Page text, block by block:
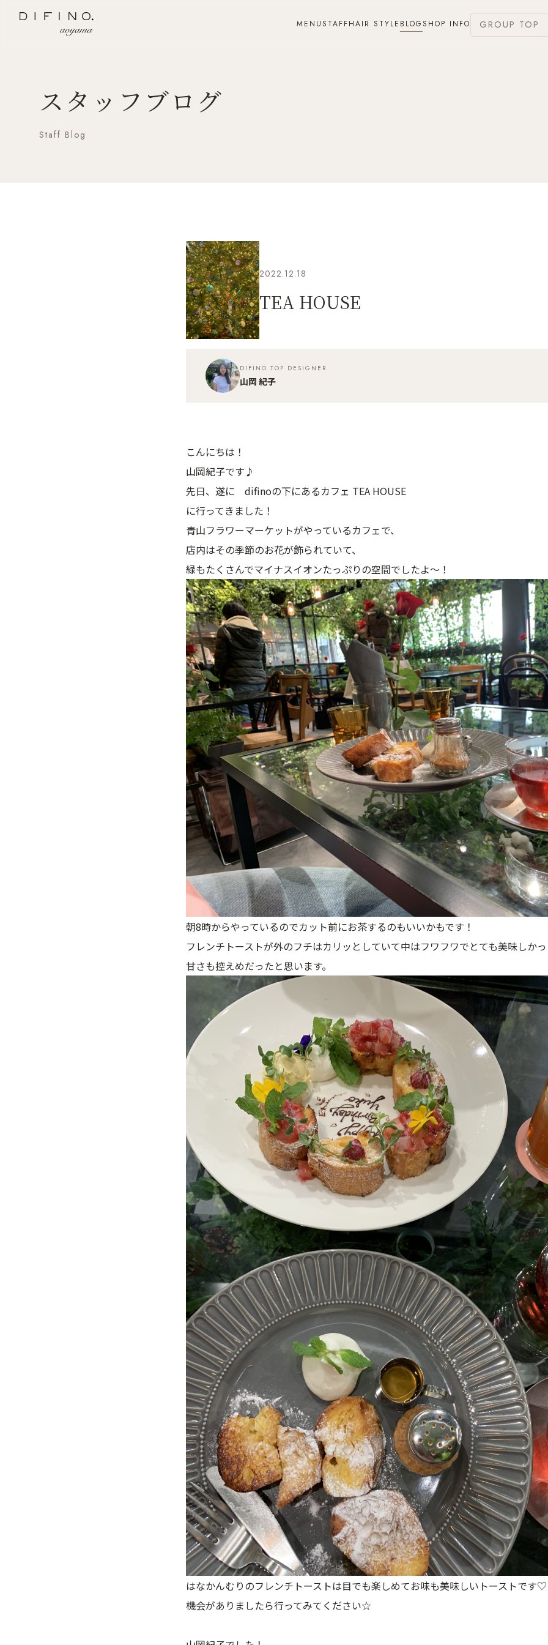
MENUSTAFFHAIR STYLE BLOGSHOP INFO GROUP TOP
スタッフブログ
Staff Blog
2022.12.18
TEA HOUSE
DIFINO TOP DESIGNER
山岡 紀子
こんにちは！
山岡紀子です♪
先日、遂に difinoの下にあるカフェ TEA HOUSE
に行ってきました！
青山フラワーマーケットがやっているカフェで、
店内はその季節のお花が飾られていて、
緑もたくさんでマイナスイオンたっぷりの空間でしたよ〜！
朝8時からやっているのでカット前にお茶するのもいいかもです！
フレンチトーストが外のフチはカリッとしていて中はフワフワでとても美味しか
甘さも控えめだったと思います。
はなかんむりのフレンチトーストは目でも楽しめてお味も美味しいトーストです♡
機会がありましたら行ってみてください☆